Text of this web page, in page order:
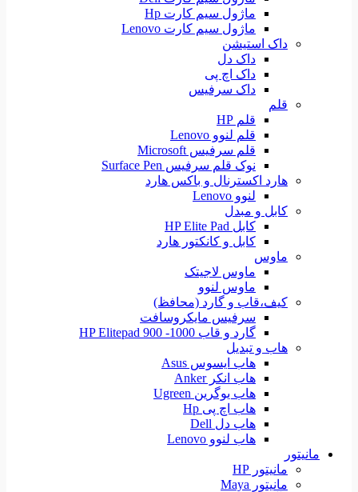
ماژول سیم کارت Hp
ماژول سیم کارت Lenovo
داک استیشن
داک دل
داک اچ پی
داک سرفیس
قلم
قلم HP
قلم لنوو Lenovo
قلم سرفیس Microsoft
نوک قلم سرفیس Surface Pen
هارد اکسترنال و باکس هارد
لنوو Lenovo
کابل و مبدل
کابل HP Elite Pad
کابل و کانکتور هارد
ماوس
ماوس لاجیتک
ماوس لنوو
کیف،قاب و گارد (محافظ)
سرفیس مایکروسافت
گارد و قاب HP Elitepad 900 -1000
هاب و تبدیل
هاب ایسوس Asus
هاب انکر Anker
هاب یوگرین Ugreen
هاب اچ پی Hp
هاب دل Dell
هاب لنوو Lenovo
مانیتور
مانیتور HP
مانیتور Maya